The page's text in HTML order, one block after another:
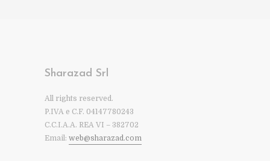
Sharazad Srl
All rights reserved.
P.IVA e C.F. 04147780243
C.C.I.A.A. REA VI – 382702
Email: web@sharazad.com